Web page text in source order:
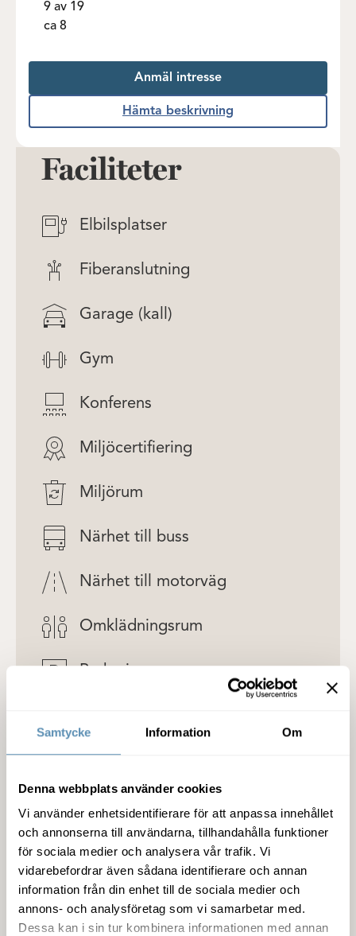
Samtycke Information Om
Denna webbplats använder cookies
Vi använder enhetsidentifierare för att anpassa innehållet
och annonserna till användarna, tillhandahålla funktioner
för sociala medier och analysera vår trafik. Vi
vidarebefordrar även sådana identifierare och annan
information från din enhet till de sociala medier och
annons- och analysföretag som vi samarbetar med.
Dessa kan i sin tur kombinera informationen med annan
9 av 19
ca 8
Anmäl intresse
Hämta beskrivning
Faciliteter
Elbilsplatser
Fiberanslutning
Garage (kall)
Gym
Konferens
Miljöcertifiering
Miljörum
Närhet till buss
Närhet till motorväg
Omklädningsrum
Parkering
Detaljer om lokalen
Service
Miljöcertifiering